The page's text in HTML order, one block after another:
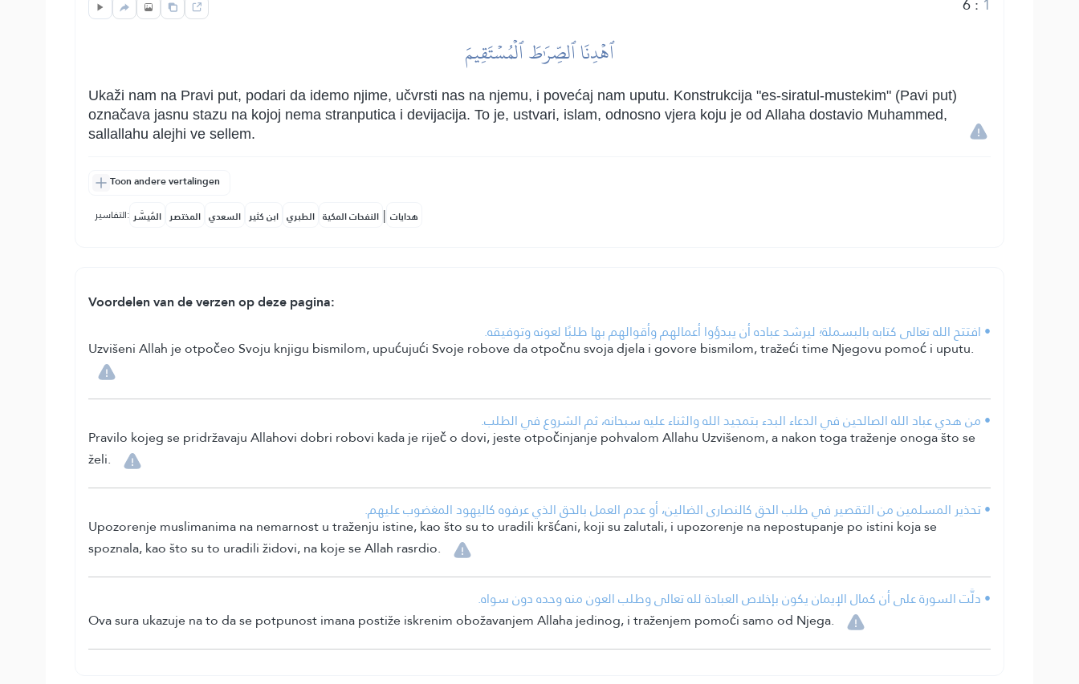
ٱهۡدِنَا ٱلصِّرَٰطَ ٱلۡمُسۡتَقِيمَ
Ukaži nam na Pravi put, podari da idemo njime, učvrsti nas na njemu, i povećaj nam uputu. Konstrukcija "es-siratul-mustekim" (Pavi put)
označava jasnu stazu na kojoj nema stranputica i devijacija. To je, ustvari, islam, odnosno vjera koju je od Allaha dostavio Muhammed,
sallallahu alejhi ve sellem.
Toon andere vertalingen
التفاسير: المُيسَّر المختصر السعدي ابن كثير الطبري النفحات المكية | هدايات
Voordelen van de verzen op deze pagina:
• افتتح الله تعالى كتابه بالبسملة؛ ليرشد عباده أن يبدؤوا أعمالهم وأقوالهم بها طلبًا لعونه وتوفيقه.
Uzvišeni Allah je otpočeo Svoju knjigu bismilom, upućujući Svoje robove da otpočnu svoja djela i govore bismilom, tražeći time Njegovu pomoć i uputu.
• من هدي عباد الله الصالحين في الدعاء البدء بتمجيد الله والثناء عليه سبحانه، ثم الشروع في الطلب.
Pravilo kojeg se pridržavaju Allahovi dobri robovi kada je riječ o dovi, jeste otpočinjanje pohvalom Allahu Uzvišenom, a nakon toga traženje onoga što se
želi.
• تحذير المسلمين من التقصير في طلب الحق كالنصارى الضالين، أو عدم العمل بالحق الذي عرفوه كاليهود المغضوب عليهم.
Upozorenje muslimanima na nemarnost u traženju istine, kao što su to uradili kršćani, koji su zalutali, i upozorenje na nepostupanje po istini koja se
spoznala, kao što su to uradili židovi, na koje se Allah rasrdio.
• دلَّت السورة على أن كمال الإيمان يكون بإخلاص العبادة لله تعالى وطلب العون منه وحده دون سواه.
Ova sura ukazuje na to da se potpunost imana postiže iskrenim obožavanjem Allaha jedinog, i traženjem pomoći samo od Njega.